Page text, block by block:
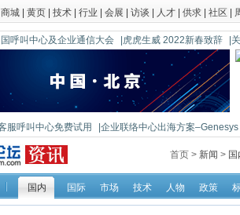
商城 黄页 技术 行业 会展 访谈 人才 供求 社区
呼叫中心及企业通信大会 |虎虎生威 2022新春致辞 |
服呼叫中心免费试用 |企业联络中心出海方案
新一代语音网关DAG1000-4S
首页 > 新闻 > 国
国内 国际 市场 技术 人物 政策